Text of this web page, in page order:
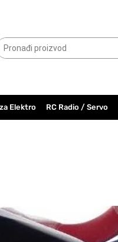
Elektro RC Radio / Servo